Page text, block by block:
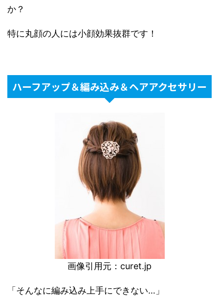
か？
特に丸顔の人には小顔効果抜群です！
ハーフアップ＆編み込み＆ヘアアクセサリー
画像引用元： curet.jp
「そんなに編み込み上手にできない…」